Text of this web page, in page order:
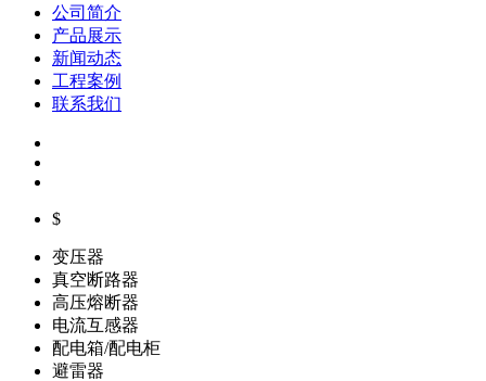
公司简介
产品展示
新闻动态
工程案例
联系我们
$
变压器
真空断路器
高压熔断器
电流互感器
配电箱/配电柜
避雷器